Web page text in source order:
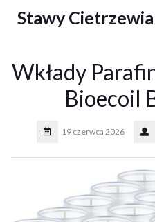
Stawy Cietrzewia
Wkłady
Bioecoil
19 czerwca 2026